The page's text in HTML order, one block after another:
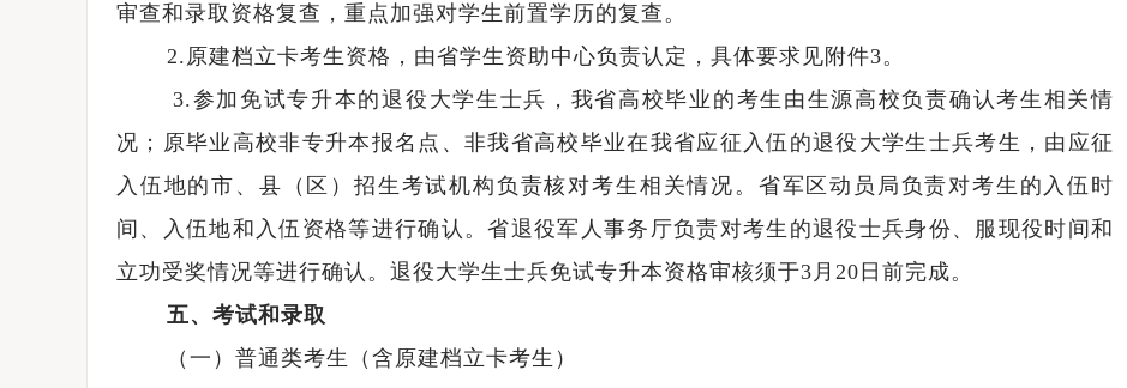
审查和录取资格复查，重点加强对学生前置学历的复查。
2.原建档立卡考生资格，由省学生资助中心负责认定，具体要求见附件3。
3.参加免试专升本的退役大学生士兵，我省高校毕业的考生由生源高校负责确认考生相关情
况；原毕业高校非专升本报名点、非我省高校毕业在我省应征入伍的退役大学生士兵考生，由应征
入伍地的市、县（区）招生考试机构负责核对考生相关情况。省军区动员局负责对考生的入伍时
间、入伍地和入伍资格等进行确认。省退役军人事务厅负责对考生的退役士兵身份、服现役时间和
立功受奖情况等进行确认。退役大学生士兵免试专升本资格审核须于3月20日前完成。
五、考试和录取
（一）普通类考生（含原建档立卡考生）